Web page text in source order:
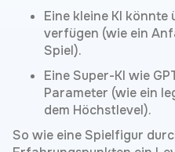
Eine kleine KI könnte
verfügen (wie ein
Spiel).
Eine Super-KI wie
Parameter (wie ein
dem Höchstlevel).
So wie eine Spielfigur